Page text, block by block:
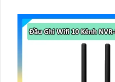
tiện, lưu trữ thẻ microSD tối đa